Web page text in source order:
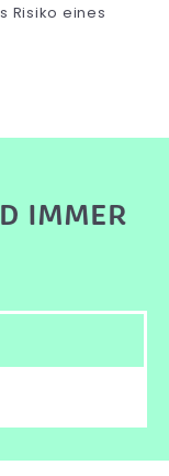
Risiko eines
IMMER